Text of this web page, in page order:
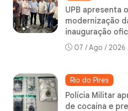
UPB apresenta
modernização
inauguração
07 / Ago / 2026
Rio do Pires
Polícia Militar
de cocaína e